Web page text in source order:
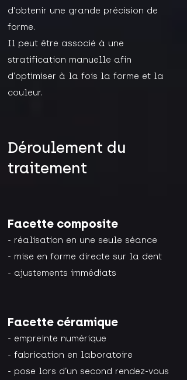
d’obtenir une grande précision de
forme.
Il peut être associé à une
stratification manuelle afin
d’optimiser à la fois la forme et la
couleur.
Déroulement du
traitement
Facette composite
- réalisation en une seule séance
- mise en forme directe sur la dent
- ajustements immédiats
Facette céramique
- empreinte numérique
- fabrication en laboratoire
- pose lors d’un second rendez-vous